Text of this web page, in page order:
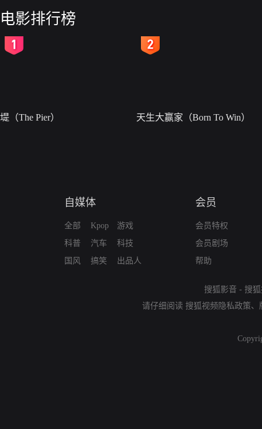
电影排行榜
堤（The Pier） 天生大赢家（Born To Win）
自媒体
全部
科普
国风
Kpop
汽车
搞笑
游戏
科技
出品人
会员
会员特权
会员剧场
帮助
搜狐影音 - 搜
请仔细阅读 搜狐视频隐私政策、